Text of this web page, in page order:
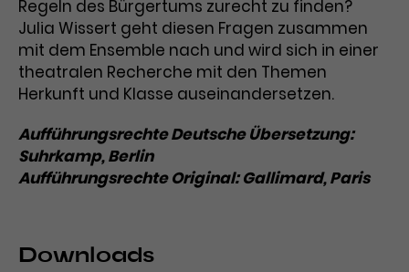
Zweck
pro Minute an Google Analytics
gesendet. Solange es gesetzt ist,
werden bestimmte
Datenübertragungen
unterbunden.
Name IDE
Anbieter Google / DoubleClick
Laufzeit 1 Jahr
Zweck
Werbekampagnen über
Regeln des Bürgertums zurecht zu finden?
Julia Wissert geht diesen Fragen zusammen
mit dem Ensemble nach und wird sich in einer
theatralen Recherche mit den Themen
Herkunft und Klasse auseinandersetzen.
Aufführungsrechte Deutsche Übersetzung:
Suhrkamp, Berlin
Aufführungsrechte Original: Gallimard, Paris
Downloads